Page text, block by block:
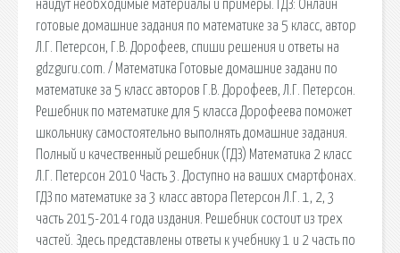
найдут необходимые материалы и примеры. ГДЗ: Онлайн
готовые домашние задания по математике за 5 класс, автор
Л.Г. Петерсон, Г.В. Дорофеев, спиши решения и ответы на
gdzguru.com. / Математика Готовые домашние задани по
математике за 5 класс авторов Г.В. Дорофеев, Л.Г. Петерсон.
Решебник по математике для 5 класса Дорофеева поможет
школьнику самостоятельно выполнять домашние задания.
Полный и качественный решебник (ГДЗ) Математика 2 класс
Л.Г. Петерсон 2010 Часть 3. Доступно на ваших смартфонах.
ГДЗ по математике за 3 класс автора Петерсон Л.Г. 1, 2, 3
часть 2015-2014 года издания. Решебник состоит из трех
частей. Здесь представлены ответы к учебнику 1 и 2 часть по